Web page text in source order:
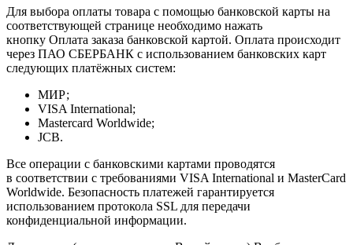
Для выбора оплаты товара с помощью банковской карты на
соответствующей странице необходимо нажать
кнопку Оплата заказа банковской картой. Оплата происходит
через ПАО СБЕРБАНК с использованием банковских карт
следующих платёжных систем:
МИР;
VISA International;
Mastercard Worldwide;
JCB.
Все операции с банковскими картами проводятся
в соответствии с требованиями VISA International и MasterCard
Worldwide. Безопасность платежей гарантируется
использованием протокола SSL для передачи
конфиденциальной информации.